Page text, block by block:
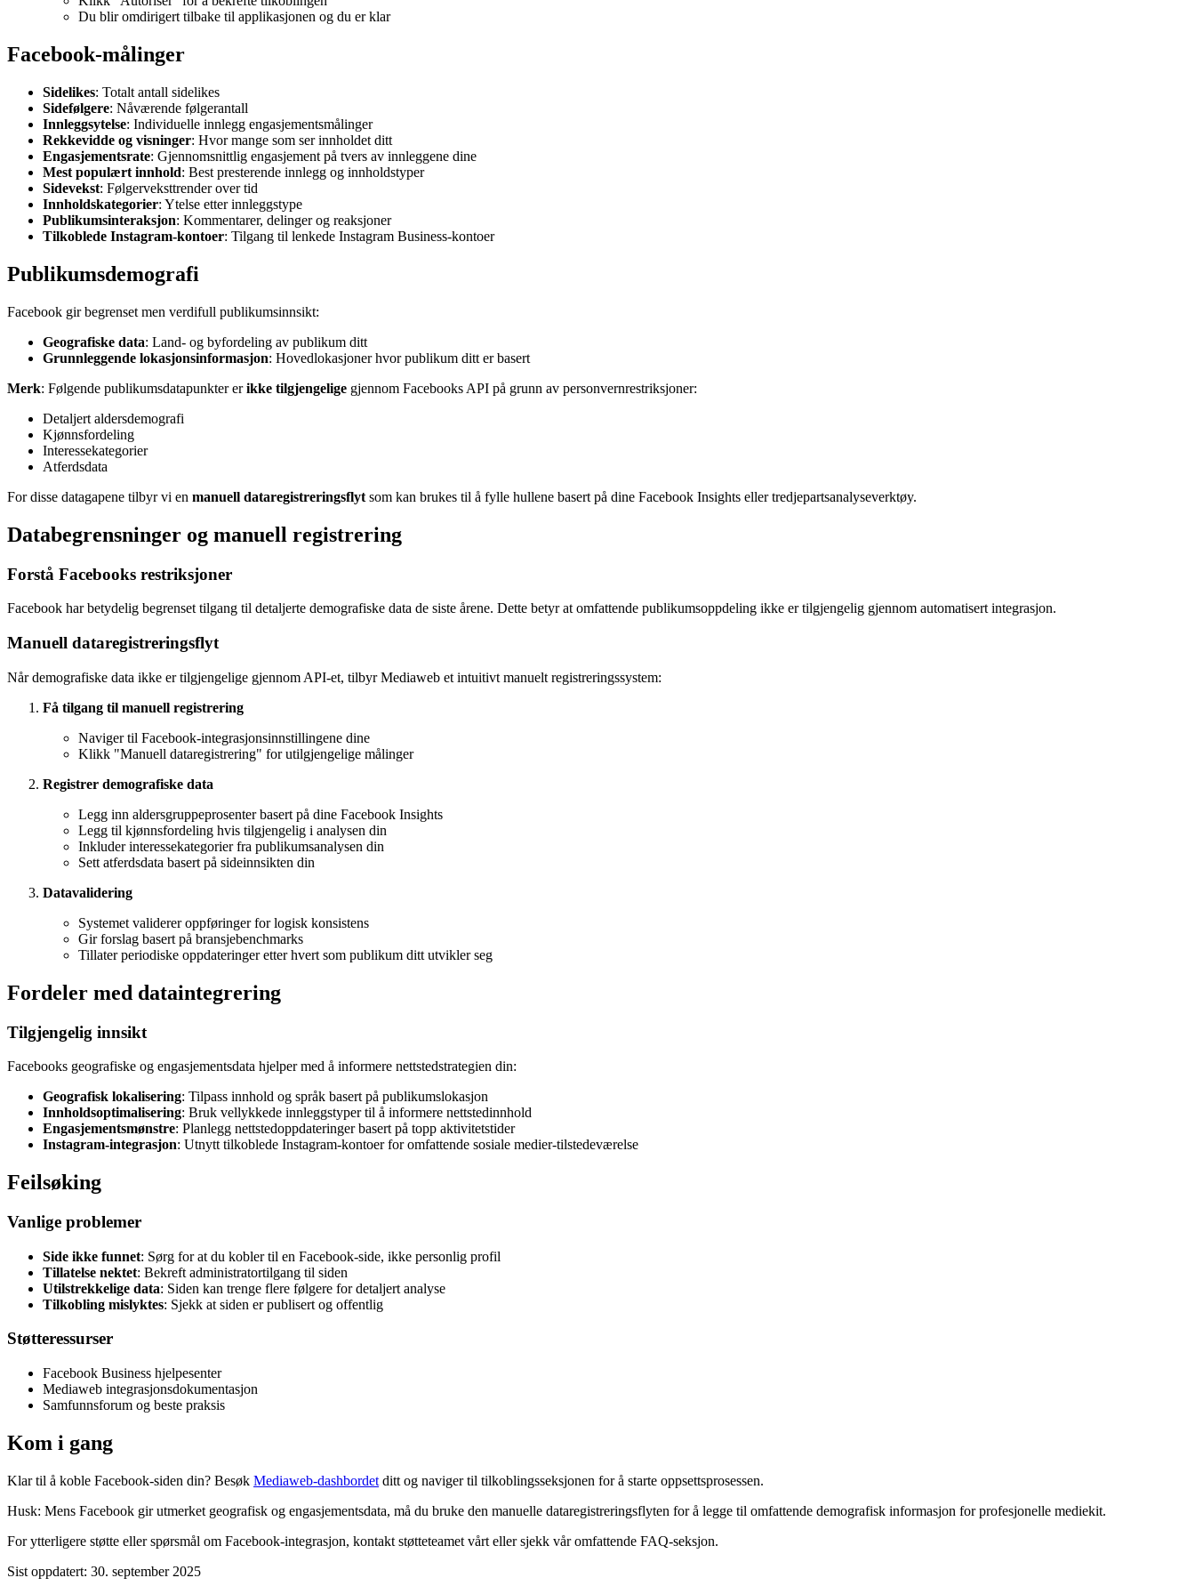
Du blir omdirigert tilbake til applikasjonen og du er klar
Facebook-målinger
Sidelikes: Totalt antall sidelikes
Sidefølgere: Nåværende følgerantall
Innleggsytelse: Individuelle innlegg engasjementsmålinger
Rekkevidde og visninger: Hvor mange som ser innholdet ditt
Engasjementsrate: Gjennomsnittlig engasjement på tvers av innleggene dine
Mest populært innhold: Best presterende innlegg og innholdstyper
Sidevekst: Følgerveksttrender over tid
Innholdskategorier: Ytelse etter innleggstype
Publikumsinteraksjon: Kommentarer, delinger og reaksjoner
Tilkoblede Instagram-kontoer: Tilgang til lenkede Instagram Business-kontoer
Publikumsdemografi
Facebook gir begrenset men verdifull publikumsinnsikt:
Geografiske data: Land- og byfordeling av publikum ditt
Grunnleggende lokasjonsinformasjon: Hovedlokasjoner hvor publikum ditt er basert
Merk: Følgende publikumsdatapunkter erikke tilgjengelige gjennom Facebooks API på grunn av personvernrestriksjoner:
Detaljert aldersdemografi
Kjønnsfordeling
Interessekategorier
Atferdsdata
For disse datagapene tilbyr vi en manuell dataregistreringsflyt som kan brukes til å fylle hullene basert på dine Facebook Insights eller tredjepartsanalyseverktøy.
Databegrensninger og manuell registrering
Forstå Facebooks restriksjoner
Facebook har betydelig begrenset tilgang til detaljerte demografiske data de siste årene. Dette betyr at omfattende publikumsoppdeling ikke er tilgjengelig gjennom automatisert integrasjon.
Manuell dataregistreringsflyt
Når demografiske data ikke er tilgjengelige gjennom API-et, tilbyr Mediaweb et intuitivt manuelt registreringssystem:
Få tilgang til manuell registrering
Naviger til Facebook-integrasjonsinnstillingene dine
Klikk "Manuell dataregistrering" for utilgjengelige målinger
Registrer demografiske data
Legg inn aldersgruppeprosenter basert på dine Facebook Insights
Legg til kjønnsfordeling hvis tilgjengelig i analysen din
Inkluder interessekategorier fra publikumsanalysen din
Sett atferdsdata basert på sideinnsikten din
Datavalidering
Systemet validerer oppføringer for logisk konsistens
Gir forslag basert på bransjebenchmarks
Tillater periodiske oppdateringer etter hvert som publikum ditt utvikler seg
Fordeler med dataintegrering
Tilgjengelig innsikt
Facebooks geografiske og engasjementsdata hjelper med å informere nettstedstrategien din:
Geografisk lokalisering: Tilpass innhold og språk basert på publikumslokasjon
Innholdsoptimalisering: Bruk vellykkede innleggstyper til å informere nettstedinnhold
Engasjementsmønstre: Planlegg nettstedoppdateringer basert på topp aktivitetstider
Instagram-integrasjon: Utnytt tilkoblede Instagram-kontoer for omfattende sosiale medier-tilstedeværelse
Feilsøking
Vanlige problemer
Side ikke funnet: Sørg for at du kobler til en Facebook-side, ikke personlig profil
Tillatelse nektet: Bekreft administratortilgang til siden
Utilstrekkelige data: Siden kan trenge flere følgere for detaljert analyse
Tilkobling mislyktes: Sjekk at siden er publisert og offentlig
Støtteressurser
Facebook Business hjelpesenter
Mediaweb integrasjonsdokumentasjon
Samfunnsforum og beste praksis
Kom i gang
Klar til å koble Facebook-siden din? Besøk Mediaweb-dashbordet ditt og naviger til tilkoblingsseksjonen for å starte oppsettsprosessen.
Husk: Mens Facebook gir utmerket geografisk og engasjementsdata, må du bruke den manuelle dataregistreringsflyten for å legge til omfattende demografisk informasjon for profesjonelle mediekit.
For ytterligere støtte eller spørsmål om Facebook-integrasjon, kontakt støtteteamet vårt eller sjekk vår omfattende FAQ-seksjon.
Sist oppdatert: 30. september 2025